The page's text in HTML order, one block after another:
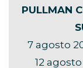
PULLMAN
7 agosto
12